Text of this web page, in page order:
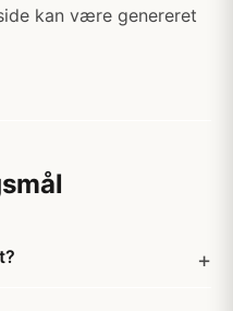
kan være genereret